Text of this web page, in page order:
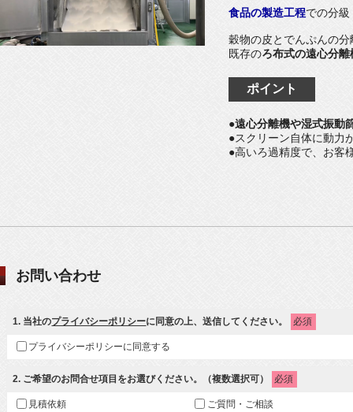
食品の製造工程での分級
穀物の皮とでんぷんの
既存のろ布式の遠心分
ポイント
●遠心分離機や湿式振動
●スクリーン自体に動力
●高いろ過精度で、お客
お問い合わせ
1. 当社のプライバシーポリシーに同意の上、送信してください。 必須
プライバシーポリシーに同意する
2. ご希望のお問合せ項目をお選びください。（複数選択可） 必須
見積依頼
ご質問・ご相談